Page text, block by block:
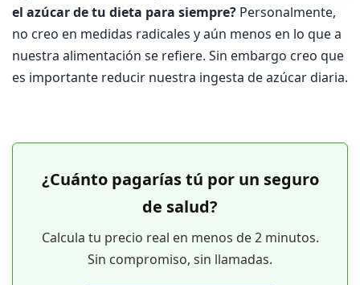
el azúcar de tu dieta para siempre? Personalmente,
no creo en medidas radicales y aún menos en lo que a
nuestra alimentación se refiere. Sin embargo creo que
es importante reducir nuestra ingesta de azúcar diaria.
¿Cuánto pagarías tú por un seguro
de salud?
Calcula tu precio real en menos de 2 minutos.
Sin compromiso, sin llamadas.